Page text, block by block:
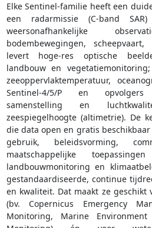
Elke Sentinel-familie heeft een
een radarmissie (C-band
weersonafhankelijke
bodembewegingen, scheepvaart,
levert hoge-res optische
landbouw en
zeeoppervlaktemperatuur,
Sentinel-4/5/P en
samenstelling en
zeespiegelhoogte (altimetrie). De
die data open en gratis
gebruik, beleidsvorming,
maatschappelijke
landbouwmonitoring en
gestandaardiseerde, continue
en kwaliteit. Dat maakt ze geschikt
(bv. Copernicus Emergency
Monitoring, Marine